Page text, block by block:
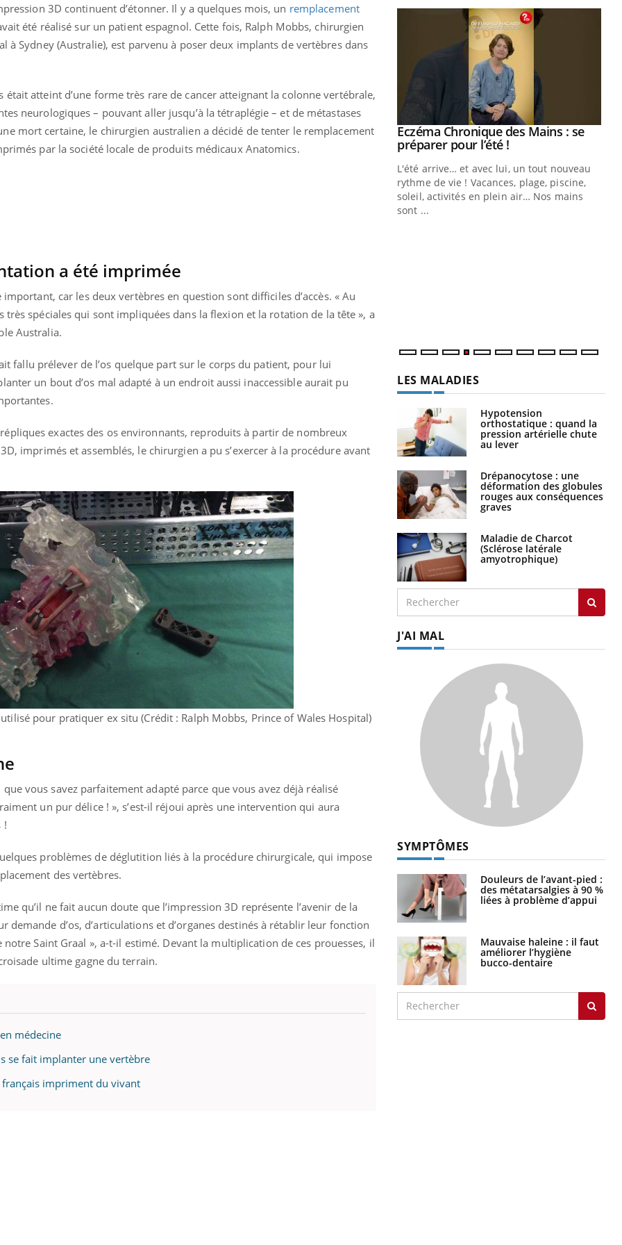
3D continuent d’étonner. Il y a quelques mois, un remplacement
été réalisé sur un patient espagnol. Cette fois, Ralph Mobbs, chirurgien
à Sydney (Australie), est parvenu à poser deux implants de vertèbres dans
était atteint d’une forme très rare de cancer atteignant la colonne vertébrale,
neurologiques – pouvant aller jusqu’à la tétraplégie – et de métastases
mort certaine, le chirurgien australien a décidé de tenter le remplacement
par la société locale de produits médicaux Anatomics.
a été imprimée
car les deux vertèbres en question sont difficiles d’accès. « Au
spéciales qui sont impliquées dans la flexion et la rotation de la tête », a
Australia.
fallu prélever de l’os quelque part sur le corps du patient, pour lui
un bout d’os mal adapté à un endroit aussi inaccessible aurait pu
exactes des os environnants, reproduits à partir de nombreux
imprimés et assemblés, le chirurgien a pu s’exercer à la procédure avant
pour pratiquer ex situ (Crédit : Ralph Mobbs, Prince of Wales Hospital)
vous savez parfaitement adapté parce que vous avez déjà réalisé
un pur délice ! », s’est-il réjoui après une intervention qui aura
!
problèmes de déglutition liés à la procédure chirurgicale, qui impose
des vertèbres.
qu’il ne fait aucun doute que l’impression 3D représente l’avenir de la
demande d’os, d’articulations et d’organes destinés à rétablir leur fonction
Saint Graal », a-t-il estimé. Devant la multiplication de ces prouesses, il
ultime gagne du terrain.
médecine
se fait implanter une vertèbre
impriment du vivant
& Charge mentale : et si on
en parler??Youtube
Youtube
Eczéma Chronique des Mains : se
préparer pour l’été !Youtube
L'été arrive… et avec lui, un tout nouveau
rythme de vie ! Vacances, plage, piscine,
soleil, activités en plein air… Nos mains
sont ...
LES MALADIES
Hypotension
orthostatique : quand la
pression artérielle chute
au lever
Drépanocytose : une
déformation des globules
rouges aux conséquences
graves
Maladie de Charcot
(Sclérose latérale
amyotrophique)
J'AI MAL
SYMPTÔMES
Douleurs de l’avant-pied :
des métatarsalgies à 90 %
liées à problème d’appui
Mauvaise haleine : il faut
améliorer l’hygiène
bucco-dentaire